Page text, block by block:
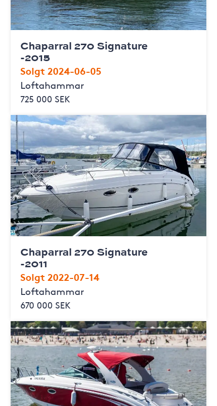
Chaparral 270 Signature
-2015
Solgt 2024-06-05
Loftahammar
725 000 SEK
Chaparral 270 Signature
-2011
Solgt 2022-07-14
Loftahammar
670 000 SEK